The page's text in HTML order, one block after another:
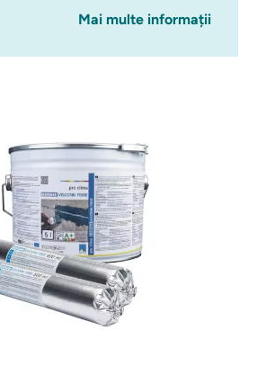
Mai multe informații